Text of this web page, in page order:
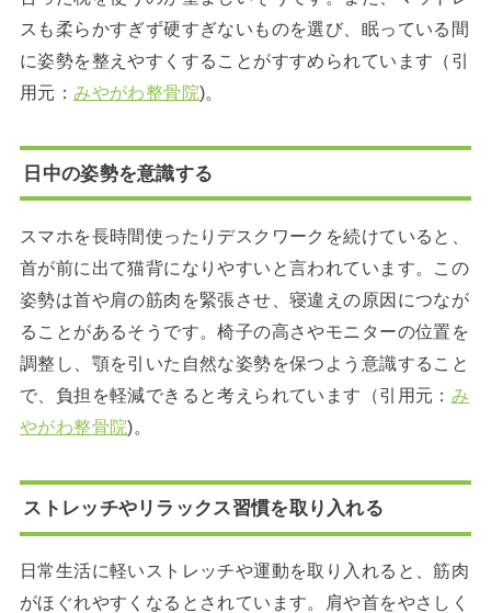
スも柔らかすぎず硬すぎないものを選び、眠っている間
に姿勢を整えやすくすることがすすめられています（引
用元： みやがわ整骨院)。
日中の姿勢を意識する
スマホを長時間使ったりデスクワークを続けていると、
首が前に出て猫背になりやすいと言われています。この
姿勢は首や肩の筋肉を緊張させ、寝違えの原因につなが
ることがあるそうです。椅子の高さやモニターの位置を
調整し、顎を引いた自然な姿勢を保つよう意識すること
で、負担を軽減できると考えられています（引用元： み
やがわ整骨院)。
ストレッチやリラックス習慣を取り入れる
日常生活に軽いストレッチや運動を取り入れると、筋肉
がほぐれやすくなるとされています。肩や首をやさしく